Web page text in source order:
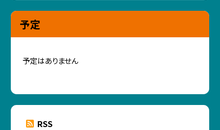
予定
予定はありません
RSS